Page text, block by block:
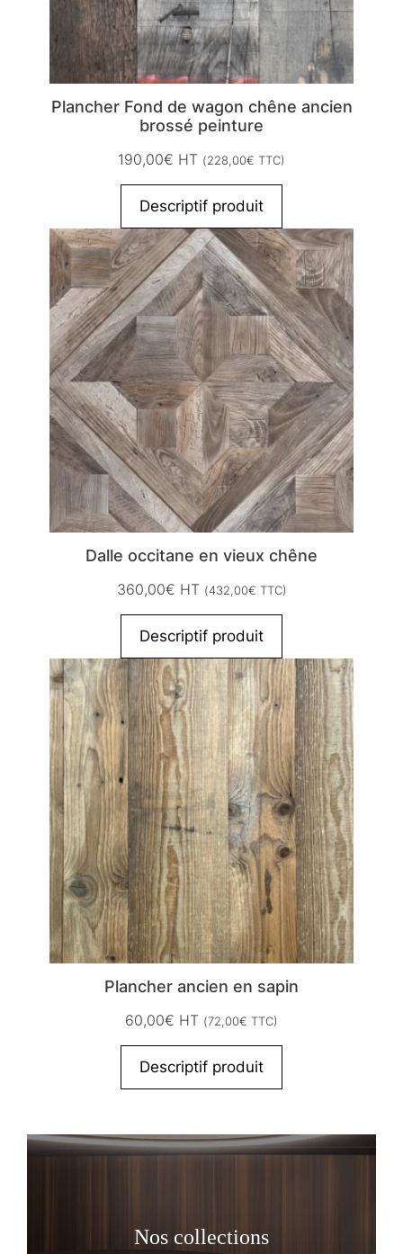
Plancher Fond de wagon chêne ancien
brossé peinture
190,00€ HT (228,00€ TTC)
Descriptif produit
Dalle occitane en vieux chêne
360,00€ HT (432,00€ TTC)
Descriptif produit
Plancher ancien en sapin
60,00€ HT (72,00€ TTC)
Descriptif produit
Nos collections